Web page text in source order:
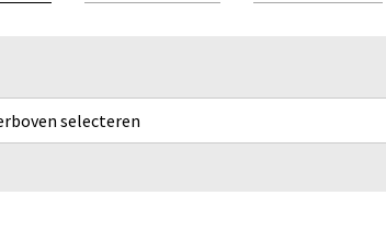
selecteren